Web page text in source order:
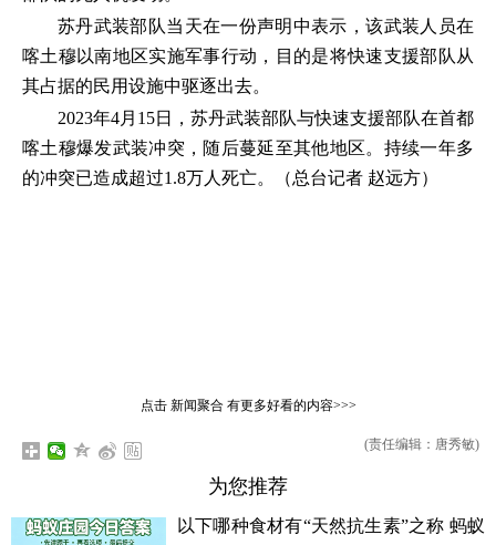
苏丹武装部队当天在一份声明中表示，该武装人员在
喀土穆以南地区实施军事行动，目的是将快速支援部队从
其占据的民用设施中驱逐出去。
2023年4月15日，苏丹武装部队与快速支援部队在首都
喀土穆爆发武装冲突，随后蔓延至其他地区。持续一年多
的冲突已造成超过1.8万人死亡。（总台记者 赵远方）
点击 新闻聚合有更多好看的内容>>>
(责任编辑：唐秀敏)
为您推荐
以下哪种食材有“天然抗生素”之称 蚂蚁